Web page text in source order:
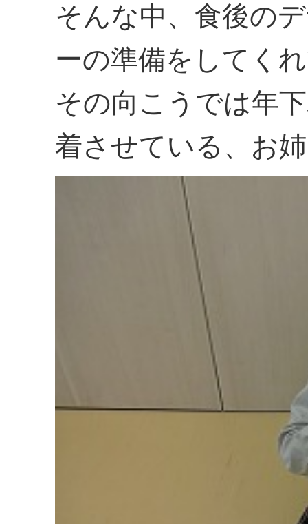
そんな中、食後の
ーの準備をしてく
その向こうでは年
着させている、お